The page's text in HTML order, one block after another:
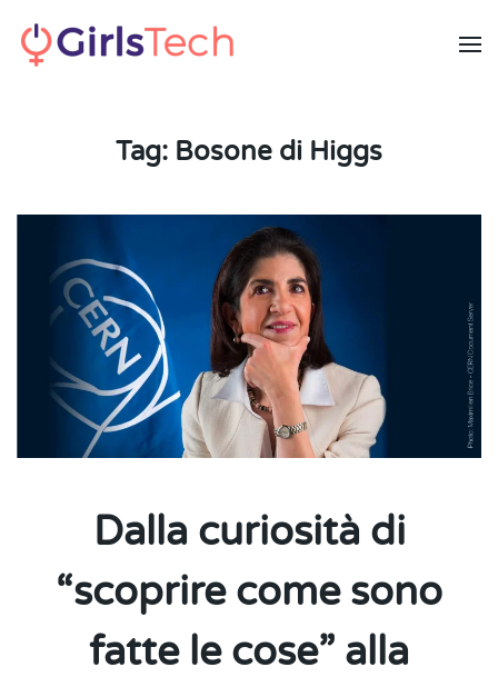
Skip to main content
Tag: Bosone di Higgs
Dalla curiosità di
“scoprire come sono
fatte le cose” alla